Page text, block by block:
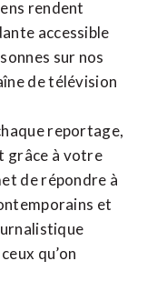
rendent
accessible
sur nos
de télévision
reportage,
grâce à votre
de répondre à
et
qu’on